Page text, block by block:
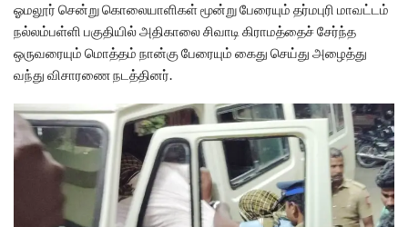
ஓமலூர் சென்று கொலையாளிகள் மூன்று பேரையும் தர்மபுரி மாவட்டம்
நல்லம்பள்ளி பகுதியில் அதிகாலை சிவாடி கிராமத்தைச் சேர்ந்த
ஒருவரையும் மொத்தம் நான்கு பேரையும் கைது செய்து அழைத்து
வந்து விசாரணை நடத்தினர்.